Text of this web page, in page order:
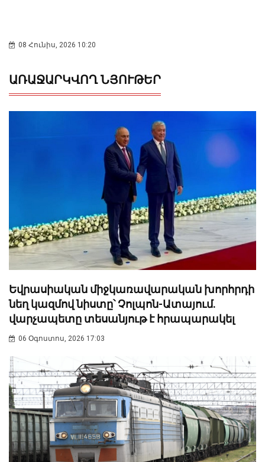
08 Հունիս, 2026 10:20
ԱՌԱՋԱՐԿՎՈՂ ՆՅՈՒԹԵՐ
Եվրասիական միջկառավարական խորհրդի
նեղ կազմով նիստը՝ Չոլպոն-Ատայում.
վարչապետը տեսանյութ է հրապարակել
06 Օգոստոս, 2026 17:03